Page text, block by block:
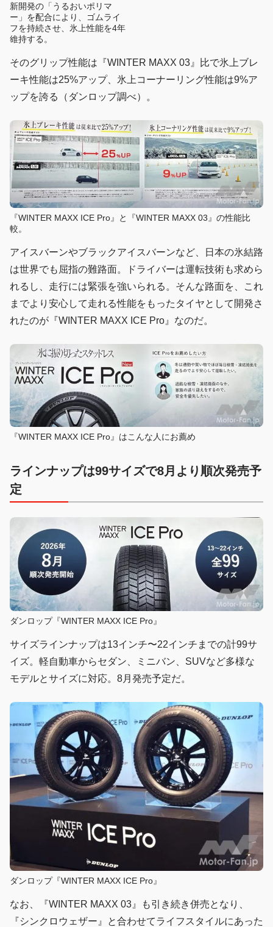
新開発の「うるおいポリマ
ー」を配合により、ゴムライ
フを持続させ、氷上性能を4年
維持する。
そのグリップ性能は『WINTER MAXX 03』比で氷上ブレ
ーキ性能は25%アップ、氷上コーナーリング性能は9%ア
ップを誇る（ダンロップ調べ）。
『WINTER MAXX ICE Pro』と『WINTER MAXX 03』の性能比
較。
アイスバーンやブラックアイスバーンなど、日本の氷結路
は世界でも屈指の難路面。ドライバーは運転技術も求めら
れるし、走行には緊張を強いられる。そんな路面を、これ
までより安心して走れる性能をもったタイヤとして開発さ
れたのが『WINTER MAXX ICE Pro』なのだ。
『WINTER MAXX ICE Pro』はこんな人にお薦め
ラインナップは99サイズで8月より順次発売予
定
ダンロップ『WINTER MAXX ICE Pro』
サイズラインナップは13インチ〜22インチまでの計99サ
イズ。軽自動車からセダン、ミニバン、SUVなど多様な
モデルとサイズに対応。8月発売予定だ。
ダンロップ『WINTER MAXX ICE Pro』
なお、『WINTER MAXX 03』も引き続き併売となり、
『シンクロウェザー』と合わせてライフスタイルにあった